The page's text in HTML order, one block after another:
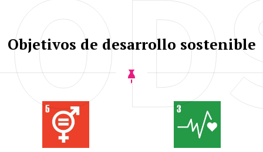
Objetivos de desarrollo sostenible